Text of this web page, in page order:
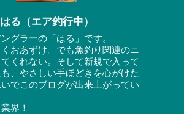
はる（エア釣行中）
グラーの「はる」です。
おあずけ。でも魚釣り関連のニ
くれない。そして新規で入って
、やさしい手ほどきを心がけた
でこのブログが出来上がってい
界！